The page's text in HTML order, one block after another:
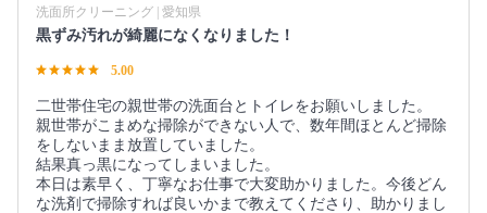
洗面所クリーニング | 愛知県
黒ずみ汚れが綺麗になくなりました！
5.00
二世帯住宅の親世帯の洗面台とトイレをお願いしました。
親世帯がこまめな掃除ができない人で、数年間ほとんど掃除
をしないまま放置していました。
結果真っ黒になってしまいました。
本日は素早く、丁寧なお仕事で大変助かりました。今後どん
な洗剤で掃除すれば良いかまで教えてくださり、助かりまし